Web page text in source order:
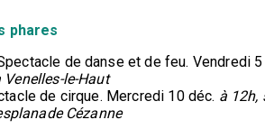
phares
de danse et de feu. Vendredi 5
le-Haut
de cirque. Mercredi 10 déc. à 12h,
Cézanne